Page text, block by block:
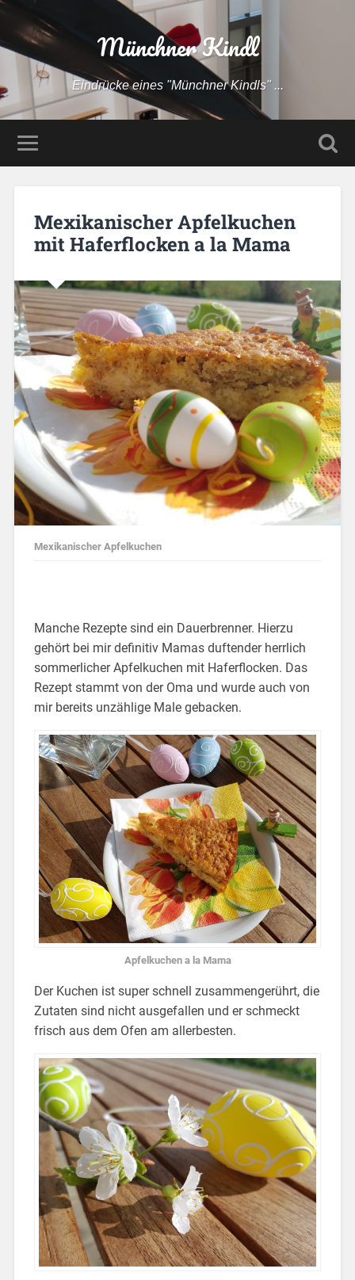
Münchner Kindl
Eindrücke eines "Münchner Kindls" ...
Mexikanischer Apfelkuchen
mit Haferflocken a la Mama
Mexikanischer Apfelkuchen
Manche Rezepte sind ein Dauerbrenner. Hierzu
gehört bei mir definitiv Mamas duftender herrlich
sommerlicher Apfelkuchen mit Haferflocken. Das
Rezept stammt von der Oma und wurde auch von
mir bereits unzählige Male gebacken.
Apfelkuchen a la Mama
Der Kuchen ist super schnell zusammengerührt, die
Zutaten sind nicht ausgefallen und er schmeckt
frisch aus dem Ofen am allerbesten.